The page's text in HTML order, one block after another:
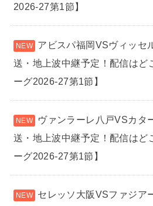
2026-27第1節】
アビスパ福岡VSヴィッセ
送・地上波中継予定！配信はど
ーグ2026-27第1節】
ヴァンラーレ八戸VSカタ
送・地上波中継予定！配信はど
ーグ2026-27第1節】
セレッソ大阪VSファジア